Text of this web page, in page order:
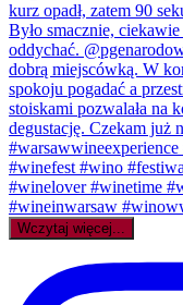
Wczytaj więcej...